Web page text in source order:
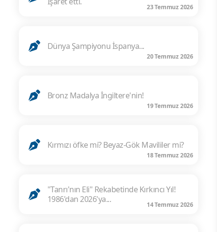
23 Temmuz 2026
Dünya Şampiyonu İspanya...
20 Temmuz 2026
Bronz Madalya İngiltere'nin!
19 Temmuz 2026
Kırmızı öfke mi? Beyaz-Gök Mavililer mi?
18 Temmuz 2026
"Tanrı'nın Eli" Rekabetinde Kırkıncı Yıl!
1986'dan 2026'ya...
14 Temmuz 2026